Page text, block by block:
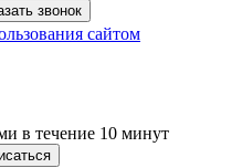
звонок
сайтом
в течение 10 минут